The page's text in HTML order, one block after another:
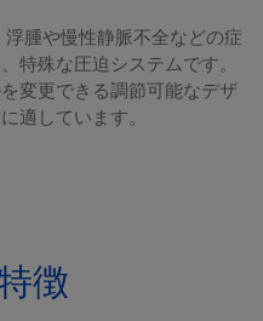
腫や慢性静脈不全などの症
特殊な圧迫システムです。
変更できる調節可能なデザ
適しています。
徴